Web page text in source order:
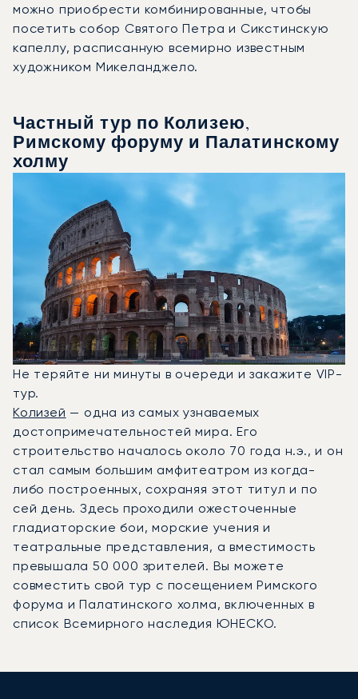
можно приобрести комбинированные, чтобы
посетить собор Святого Петра и Сикстинскую
капеллу, расписанную всемирно известным
художником Микеланджело.
Частный тур по Колизею,
Римскому форуму и Палатинскому
холму
Не теряйте ни минуты в очереди и закажите VIP-
тур.
Колизей — одна из самых узнаваемых
достопримечательностей мира. Его
строительство началось около 70 года н.э., и он
стал самым большим амфитеатром из когда-
либо построенных, сохраняя этот титул и по
сей день. Здесь проходили ожесточенные
гладиаторские бои, морские учения и
театральные представления, а вместимость
превышала 50 000 зрителей. Вы можете
совместить свой тур с посещением Римского
форума и Палатинского холма, включенных в
список Всемирного наследия ЮНЕСКО.